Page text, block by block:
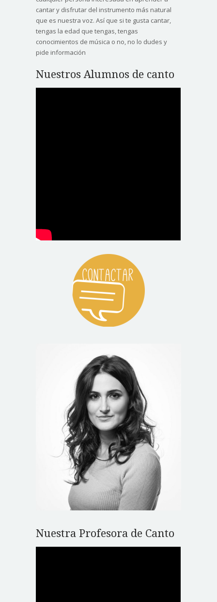
cantar y disfrutar del instrumento más natural
que es nuestra voz. Así que si te gusta cantar,
tengas la edad que tengas, tengas
conocimientos de música o no, no lo dudes y
pide información
Nuestros Alumnos de canto
Nuestra Profesora de Canto